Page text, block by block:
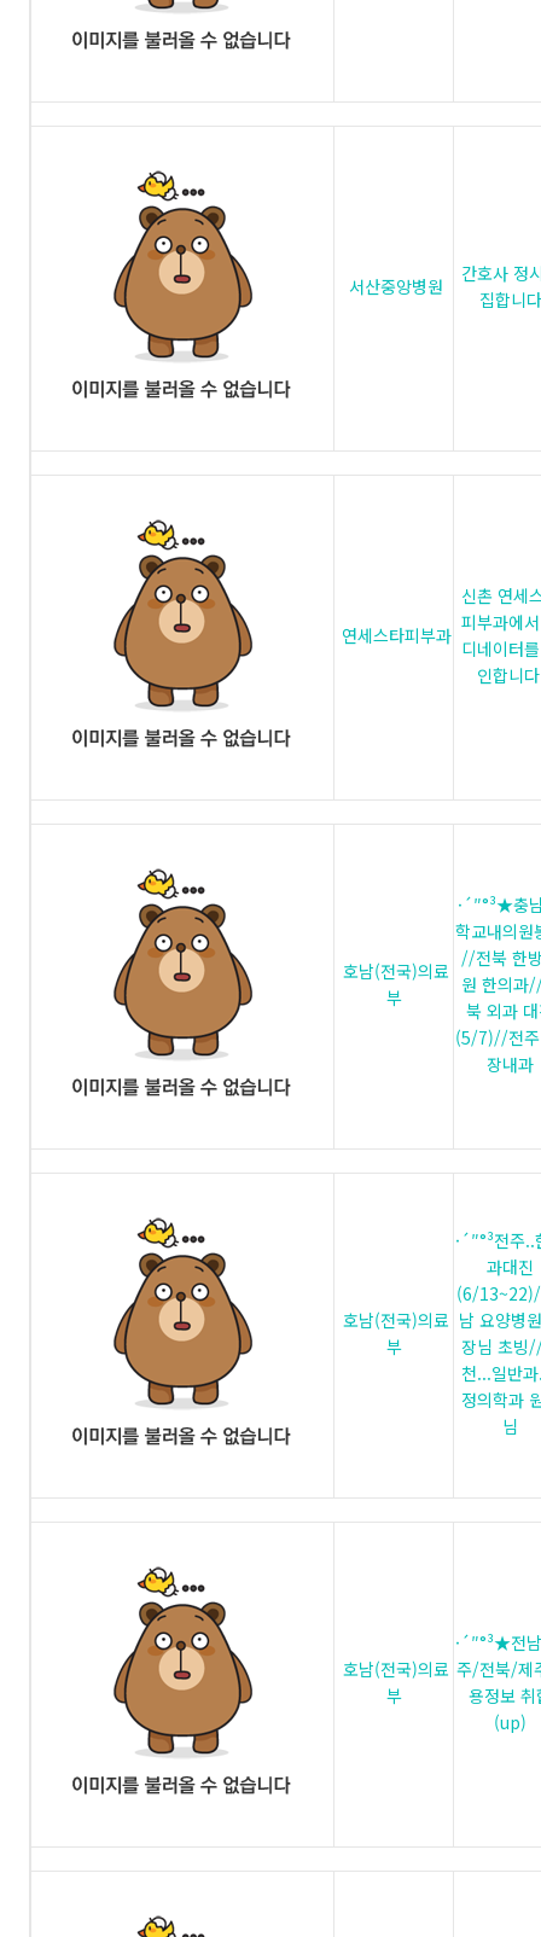
서산중앙병원
간호사 정
집합니다
연세스타피부과
신촌 연세
피부과에
디네이터
인합니
호남(전국)의료
부
·´″°³★충
학교내의원
//전북 한
원 한의과
북 외과
(5/7)//전
장내과
호남(전국)의료
부
·´″°³전주..
과대진
(6/
남 요양병
장님 초빙
천...일반
정의학과
님
호남(전국)의료
부
·´″°³★전
주/전북/제
용정보 취
(up)